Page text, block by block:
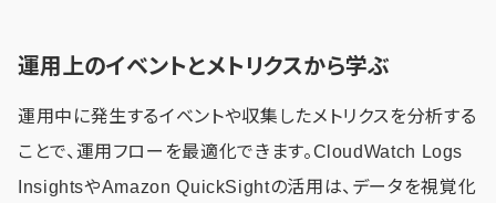
運用上のイベントとメトリクスから学ぶ
運用中に発生するイベントや収集したメトリクスを分析する
ことで、運用フローを最適化できます。CloudWatch Logs
InsightsやAmazon QuickSightの活用は、データを視覚化